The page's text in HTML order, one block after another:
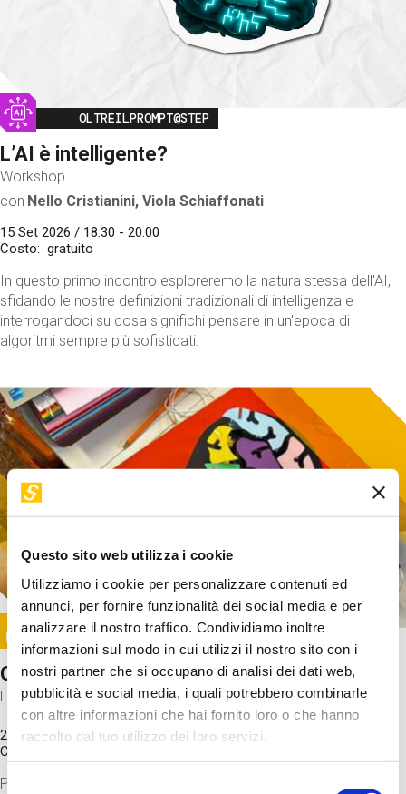
Questo sito web utilizza i cookie
Utilizziamo i cookie per personalizzare contenuti ed
annunci, per fornire funzionalità dei social media e per
analizzare il nostro traffico. Condividiamo inoltre
informazioni sul modo in cui utilizzi il nostro sito con i
nostri partner che si occupano di analisi dei dati web,
pubblicità e social media, i quali potrebbero combinarle
con altre informazioni che hai fornito loro o che hanno
raccolto dal tuo utilizzo dei loro servizi.
Selezione
Image
OLTREILPROMPT@STEP
L’AI è intelligente?
Workshop
con Nello Cristianini, Viola Schiaffonati
15 Set 2026 / 18:30 - 20:00
Costo
gratuito
In questo primo incontro esploreremo la natura stessa dell'AI,
sfidando le nostre definizioni tradizionali di intelligenza e
interrogandoci su cosa significhi pensare in un'epoca di
algoritmi sempre più sofisticati.
Image
SUNDAY@STEP
Come funziona il cervello?
Laboratorio
20 Set 2026 / 11:15 - 13:00
Costo
Proveremo a costruire un cervello in cartoncino cercando di